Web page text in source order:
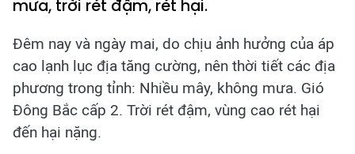
mưa, trời rét đậm, rét hại.
Đêm nay và ngày mai, do chịu ảnh hưởng của áp
cao lạnh lục địa tăng cường, nên thời tiết các địa
phương trong tỉnh: Nhiều mây, không mưa. Gió
Đông Bắc cấp 2. Trời rét đậm, vùng cao rét hại
đến hại nặng.